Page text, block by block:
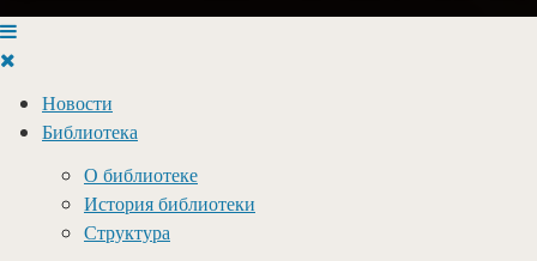
Новости
Библиотека
О библиотеке
История библиотеки
Структура